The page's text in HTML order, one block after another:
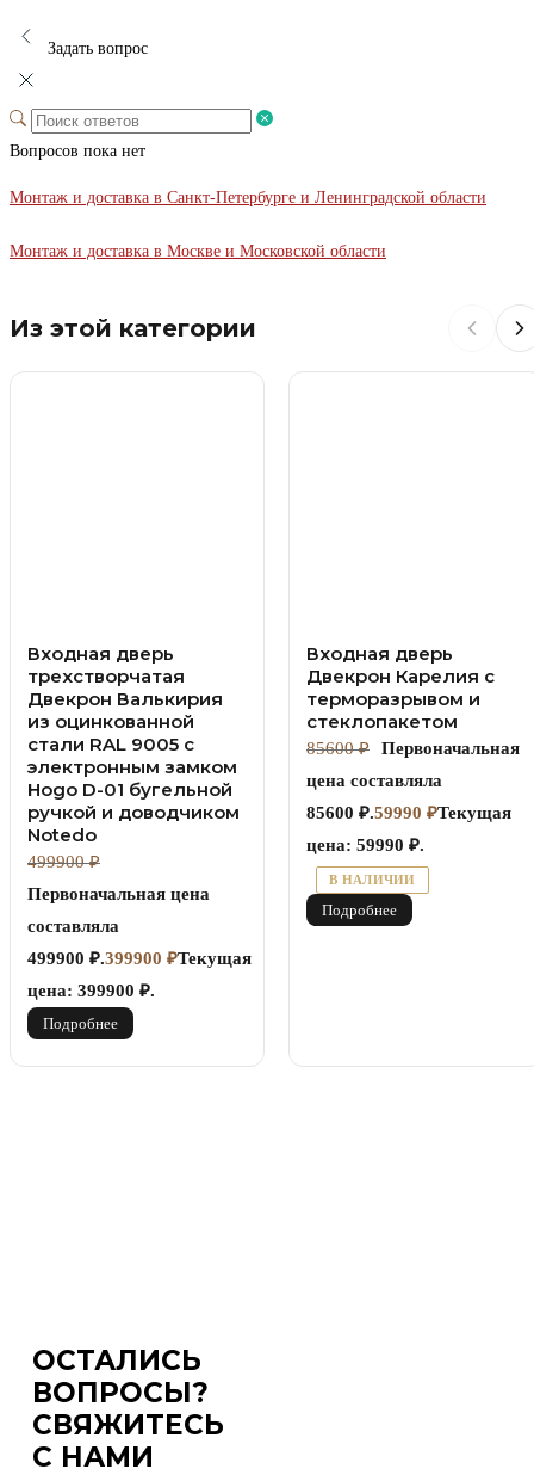
Задать вопрос
Вопросов пока нет
Монтаж и доставка в Санкт-Петербурге и Ленинградской области
Монтаж и доставка в Москве и Московской области
Из этой категории
Входная дверь
трехстворчатая
Двекрон Валькирия
из оцинкованной
стали RAL 9005 с
электронным замком
Hogo D-01 бугельной
ручкой и доводчиком
Notedo
499900₽
Первоначальная цена
составляла
499900 ₽.399900 ₽Текущая
цена: 399900 ₽.
Подробнее
Входная дверь
Двекрон Карелия с
терморазрывом и
стеклопакетом
85600₽
Первоначальная
цена составляла
85600 ₽.59990 ₽Текущая
цена: 59990 ₽.
В НАЛИЧИИ
Подробнее
ОСТАЛИСЬ
ВОПРОСЫ?
СВЯЖИТЕСЬ
С НАМИ